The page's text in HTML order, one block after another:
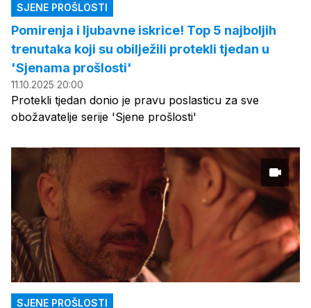
SJENE PROŠLOSTI
Pomirenja i ljubavne iskrice! Top 5 najboljih
trenutaka koji su obilježili protekli tjedan u
'Sjenama prošlosti'
11.10.2025 20:00
Protekli tjedan donio je pravu poslasticu za sve
obožavatelje serije 'Sjene prošlosti'
SJENE PROŠLOSTI